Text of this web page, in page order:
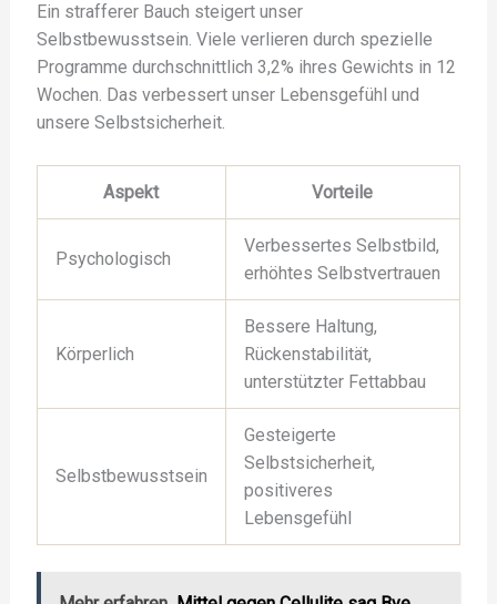
Ein strafferer Bauch steigert unser
Selbstbewusstsein. Viele verlieren durch spezielle
Programme durchschnittlich 3,2% ihres Gewichts in 12
Wochen. Das verbessert unser Lebensgefühl und
unsere Selbstsicherheit.
Aspekt Vorteile
Psychologisch
Verbessertes Selbstbild,
erhöhtes Selbstvertrauen
Körperlich
Bessere Haltung,
Rückenstabilität,
unterstützter Fettabbau
Selbstbewusstsein
Gesteigerte
Selbstsicherheit,
positiveres
Lebensgefühl